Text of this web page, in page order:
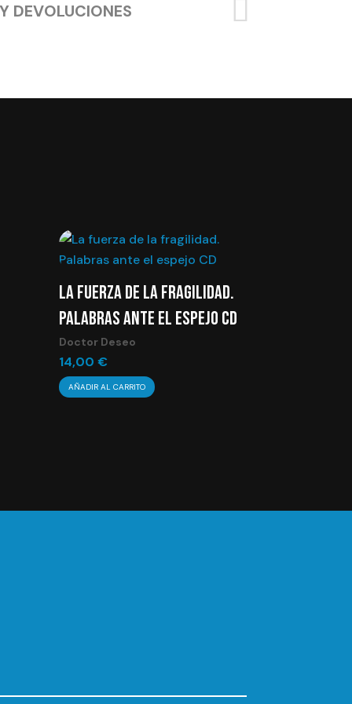
DEVOLUCIONES
LA FUERZA DE LA FRAGILIDAD.
PALABRAS ANTE EL ESPEJO CD
Doctor Deseo
14,00€
AÑADIR AL CARRITO